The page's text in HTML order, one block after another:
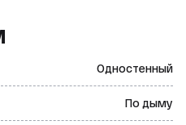
Одностенный
По дыму